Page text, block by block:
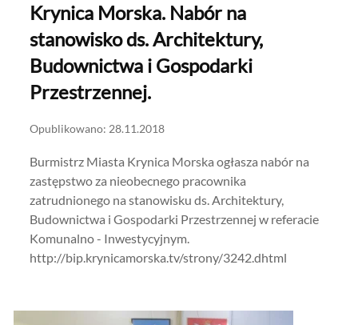
Krynica Morska. Nabór na
stanowisko ds. Architektury,
Budownictwa i Gospodarki
Przestrzennej.
Opublikowano: 28.11.2018
Burmistrz Miasta Krynica Morska ogłasza nabór na
zastępstwo za nieobecnego pracownika
zatrudnionego na stanowisku ds. Architektury,
Budownictwa i Gospodarki Przestrzennej w referacie
Komunalno - Inwestycyjnym.
http://bip.krynicamorska.tv/strony/3242.dhtml